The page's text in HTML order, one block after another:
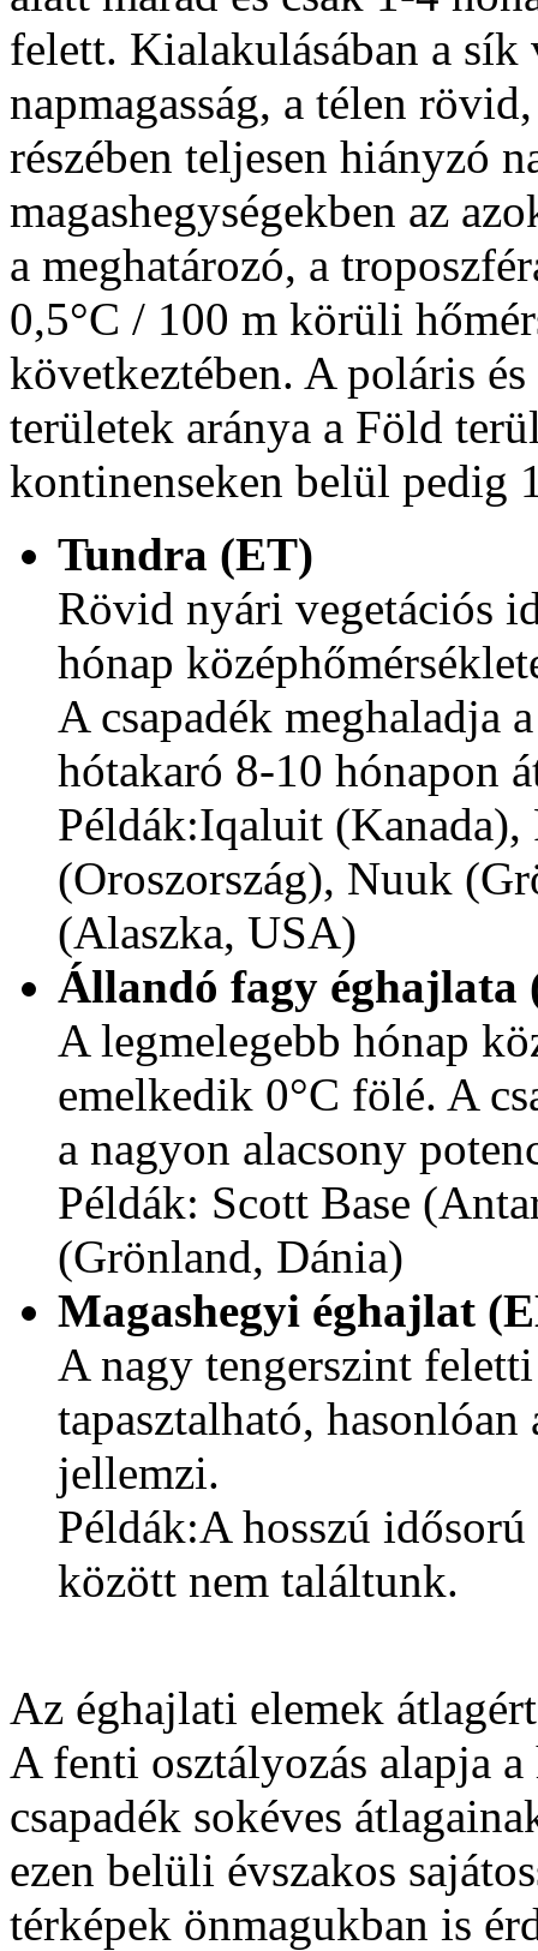
felett. Kialakulásában a sík
napmagasság, a télen
részében teljesen hiányzó
magashegységekben az
a meghatározó, a
0,5°C / 100 m körüli
következtében. A poláris
területek aránya a Föld
kontinenseken belül pedig
Tundra (ET)
Rövid nyári vegetációs
hónap
A csapadék meghaladja
hótakaró 8-10 hónapon
Példák:Iqaluit
(Oroszország), Nuuk
(Alaszka, USA)
Állandó fagy éghajlata
A legmelegebb hónap
emelkedik 0°C fölé. A
a nagyon alacsony
Példák: Scott Base
(Grönland, Dánia)
Magashegyi éghajlat
A nagy tengerszint
tapasztalható,
jellemzi.
Példák:A hosszú
között nem találtunk.
Az éghajlati elemek
A fenti osztályozás alapja a
csapadék sokéves
ezen belüli évszakos
térképek önmagukban is